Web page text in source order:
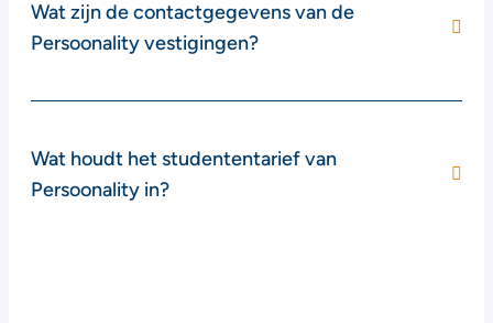
Wat zijn de contactgegevens van de
Persoonality vestigingen?
Wat houdt het studententarief van
Persoonality in?